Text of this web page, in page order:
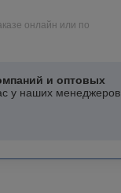
онлайн или по
и оптовых
у наших менеджеров